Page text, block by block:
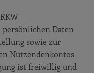
Daten
sowie zur
Nutzendenkontos
ist freiwillig und